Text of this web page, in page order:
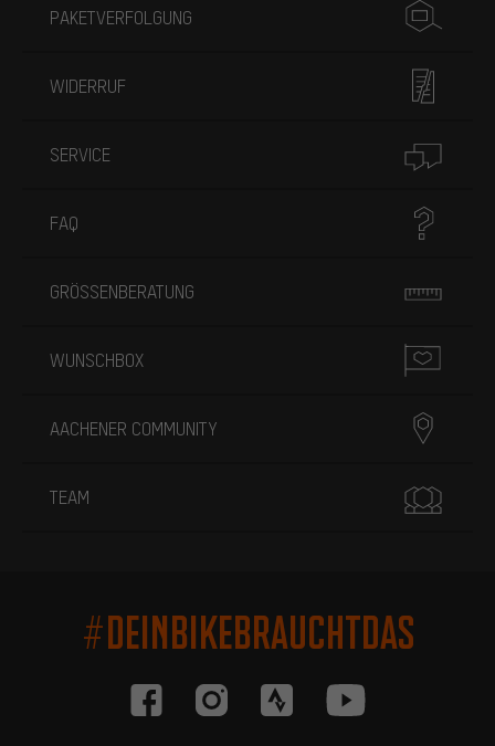
PAKETVERFOLGUNG
WIDERRUF
SERVICE
FAQ
GRÖSSENBERATUNG
WUNSCHBOX
AACHENER COMMUNITY
TEAM
#DEINBIKEBRAUCHTDAS